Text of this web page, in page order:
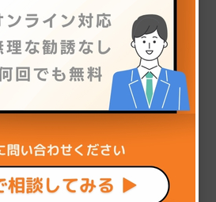
が気になって記者さんに聞
んじゃないの？」と言われ
くらいなのでしょうか？
…？